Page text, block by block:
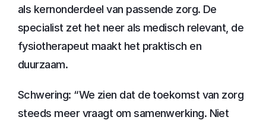
als kernonderdeel van passende zorg. De
specialist zet het neer als medisch relevant, de
fysiotherapeut maakt het praktisch en
duurzaam.
Schwering: “We zien dat de toekomst van zorg
steeds meer vraagt om samenwerking. Niet